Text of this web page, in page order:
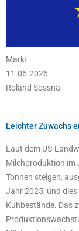
Markt
11.06.2026
Roland Sossna
Leichter Zuwachs
Laut dem US-
Milchproduktion im
Tonnen steigen,
Jahr 2025, und
Kuhbestände. Das